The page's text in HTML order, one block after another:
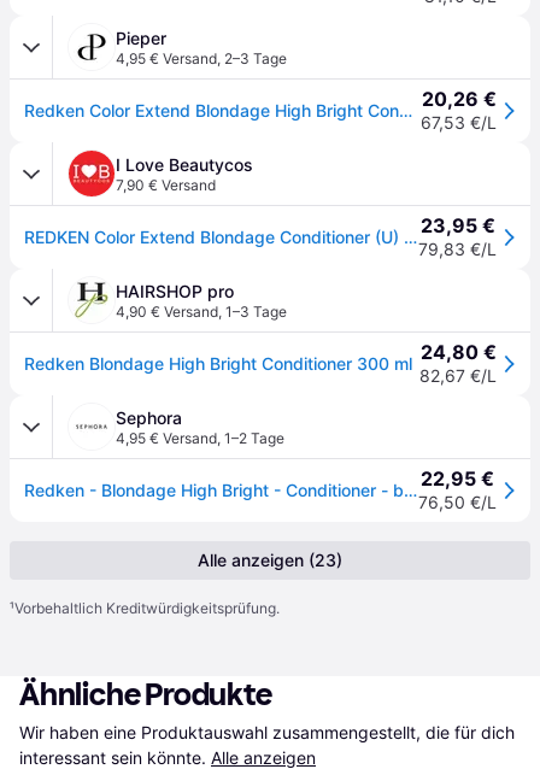
Pieper
4,95 € Versand, 2–3 Tage
Redken Color Extend Blondage High Bright Conditioner 300 ml 20,26 €
67,53 €/L
I Love Beautycos
7,90 € Versand
REDKEN Color Extend Blondage Conditioner (U) 300 ml 23,95 €
79,83 €/L
HAIRSHOP pro
4,90 € Versand, 1–3 Tage
Redken Blondage High Bright Conditioner 300 ml 24,80 €
82,67 €/L
Sephora
4,95 € Versand, 1–2 Tage
Redken - Blondage High Bright - Conditioner - blondage High Bright Conditioner 300ml 22,95 €
76,50 €/L
Alle anzeigen (23)
¹Vorbehaltlich Kreditwürdigkeitsprüfung.
Ähnliche Produkte
Wir haben eine Produktauswahl zusammengestellt, die für dich
interessant sein könnte. Alle anzeigen